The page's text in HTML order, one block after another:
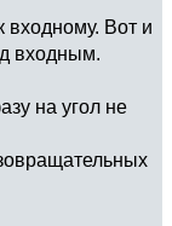
Вот и
входным.
на угол не